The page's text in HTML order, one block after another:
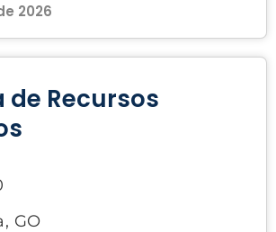
2026
Recursos
GO